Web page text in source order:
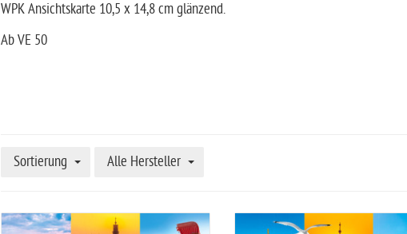
WPK Ansichtskarte 10,5 x 14,8 cm glänzend.
Ab VE 50
Sortierung Alle Hersteller